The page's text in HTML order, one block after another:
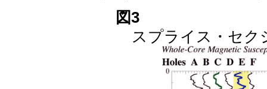
図3
スプライス・セク